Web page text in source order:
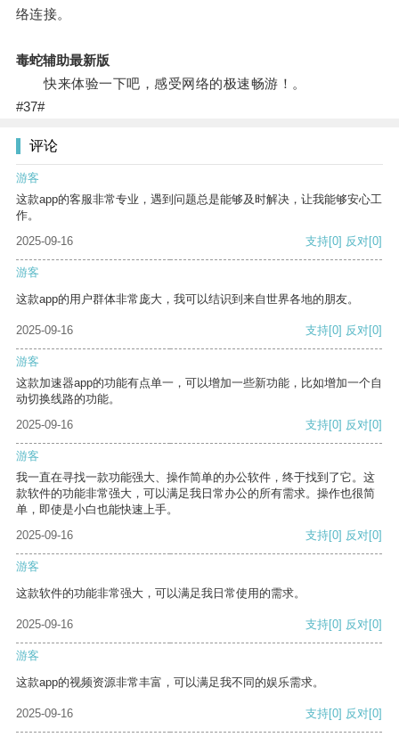
络连接。
毒蛇辅助最新版
快来体验一下吧，感受网络的极速畅游！。
#37#
评论
游客
这款app的客服非常专业，遇到问题总是能够及时解决，让我能够安心工
作。
2025-09-16
支持[0] 反对[0]
游客
这款app的用户群体非常庞大，我可以结识到来自世界各地的朋友。
2025-09-16 支持[0] 反对[0]
游客
这款加速器app的功能有点单一，可以增加一些新功能，比如增加一个自
动切换线路的功能。
2025-09-16
支持[0] 反对[0]
游客
我一直在寻找一款功能强大、操作简单的办公软件，终于找到了它。这
款软件的功能非常强大，可以满足我日常办公的所有需求。操作也很简
单，即使是小白也能快速上手。
2025-09-16
支持[0] 反对[0]
游客
这款软件的功能非常强大，可以满足我日常使用的需求。
2025-09-16 支持[0] 反对[0]
游客
这款app的视频资源非常丰富，可以满足我不同的娱乐需求。
2025-09-16 支持[0] 反对[0]